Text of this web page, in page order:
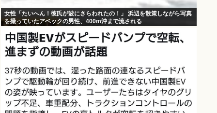
女性「たいへん！彼氏が波にさらわれたの！」 浜辺を散策しながら写真
を撮っていたアベックの男性、400m沖まで流される